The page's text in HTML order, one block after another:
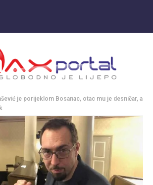
je porijeklom Bosanac, otac mu je desničar, a